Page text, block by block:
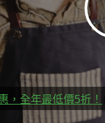
，全年最低價5折！